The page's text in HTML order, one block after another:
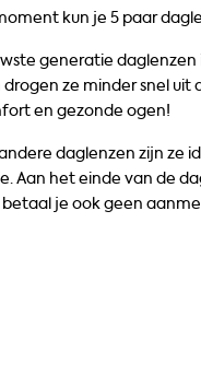
kun je 5 paar
generatie
drogen ze minder snel
en gezonde ogen!
daglenzen zijn ze
Aan het einde van de
je ook geen